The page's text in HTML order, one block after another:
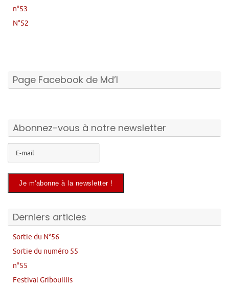
n°53
N°52
Page Facebook de Md’I
Abonnez-vous à notre newsletter
Derniers articles
Sortie du N°56
Sortie du numéro 55
n°55
Festival Gribouillis